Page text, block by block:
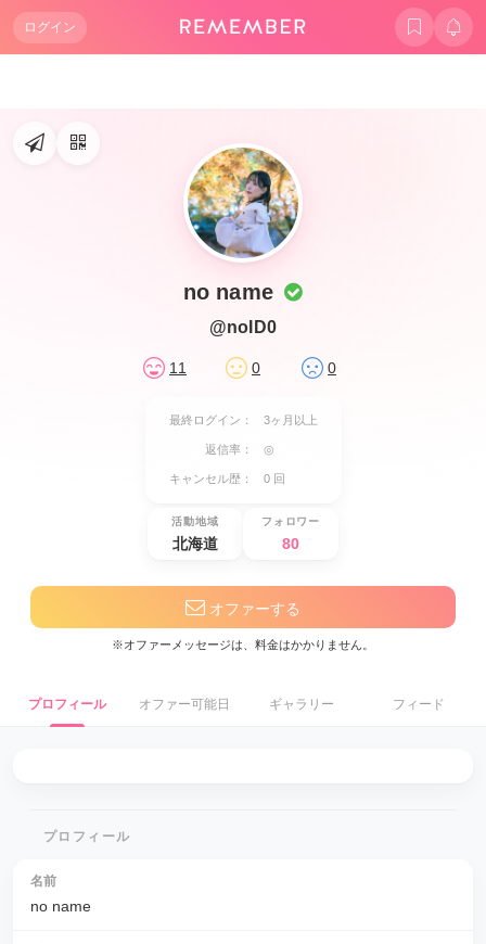
ログイン
no name
@noID0
11 0 0
最終ログイン： 3ヶ月以上
返信率： ◎
キャンセル歴： 0 回
活動地域
北海道
フォロワー
80
オファーする
※オファーメッセージは、料金はかかりません。
プロフィール オファー可能日 ギャラリー フィード
プロフィール
名前
no name